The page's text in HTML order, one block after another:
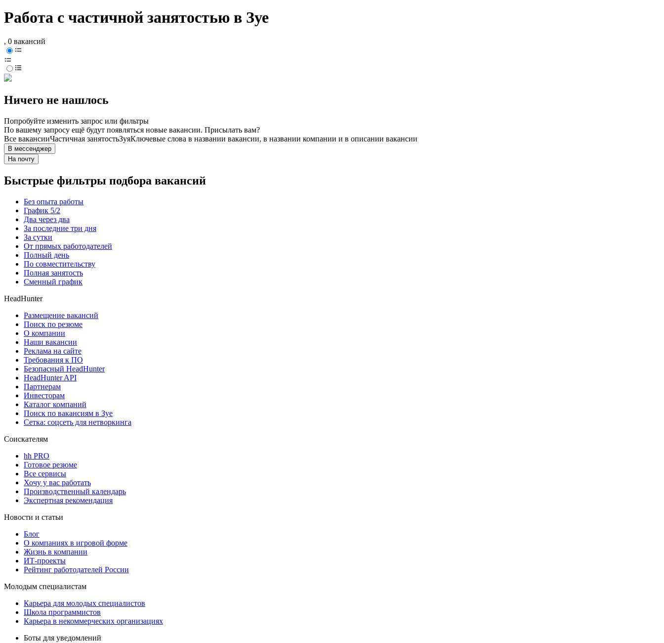
Работа с частичной занятостью в Зуе
, 0 вакансий
Ничего не нашлось
Попробуйте изменить запрос или фильтры
По вашему запросу ещё будут появляться новые вакансии. Присылать вам?
Все вакансииЧастичная занятостьЗуяКлючевые слова в названии вакансии, в названии компании и в описании вакансии
В мессенджер
На почту
Быстрые фильтры подбора вакансий
Без опыта работы
График 5/2
Два через два
За последние три дня
За сутки
От прямых работодателей
Полный день
По совместительству
Полная занятость
Сменный график
HeadHunter
Размещение вакансий
Поиск по резюме
О компании
Наши вакансии
Реклама на сайте
Требования к ПО
Безопасный HeadHunter
HeadHunter API
Партнерам
Инвесторам
Каталог компаний
Поиск по вакансиям в Зуе
Сетка: соцсеть для нетворкинга
Соискателям
hh PRO
Готовое резюме
Все сервисы
Хочу у вас работать
Производственный календарь
Экспертная рекомендация
Новости и статьи
Блог
О компаниях в игровой форме
Жизнь в компании
ИТ-проекты
Рейтинг работодателей России
Молодым специалистам
Карьера для молодых специалистов
Школа программистов
Карьера в некоммерческих организациях
Боты для уведомлений